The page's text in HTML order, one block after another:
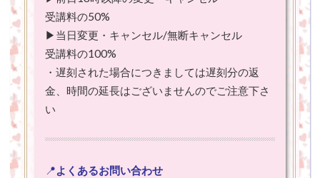
受講料の50%
▶当日変更・キャンセル/無断キャンセル
受講料の100%
・遅刻された場合につきましては遅刻分の返
金、時間の延長はございませんのでご注意下さ
い
📍よくあるお問い合わせ